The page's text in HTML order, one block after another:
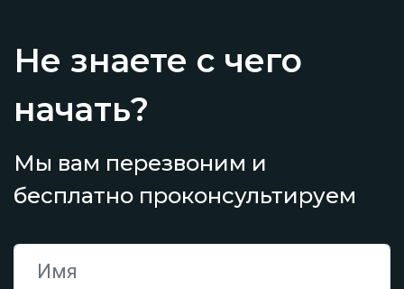
Не знаете с чего
начать?
Мы вам перезвоним и
бесплатно проконсультируем